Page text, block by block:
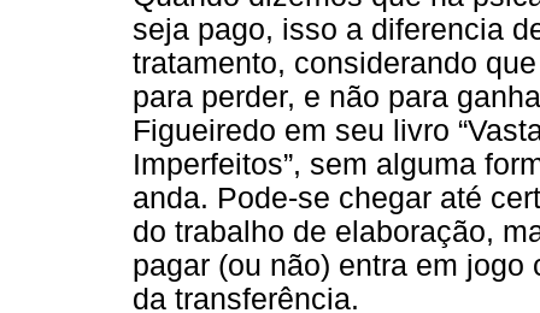
seja pago, isso a diferencia
tratamento, considerando
para perder, e não para
Figueiredo em seu livro
Imperfeitos”, sem alguma
anda. Pode-se chegar até
do trabalho de elaboração,
pagar (ou não) entra em
da transferência.